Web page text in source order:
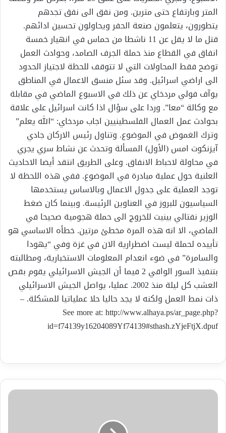
المتر وبارتفاع حتى مترين. ومن نفق الى نفق تجدهم
يتطورون، يتعلمون صنعة الحفر ويحاولون تحسين ادائهم.
قتل ما لا يقل عن 11 ناشطا من حماس في انهيار خمسة
انفاق في القطاع منذ حملة الجرف الصامد، وحوادث العمل
توضح فقط المحاولات التي لا تتوقف للحظة لاجتياز الحدود
الى اراضي اسرائيل. وقد سئل منسق الاعمال في المناطق
يوآف فولي مردخاي عن ذلك في الاسبوع الماضي في مقابلة
مع وكالة “معا”. وردا على سؤال اذا كانت اسرائيل على علاقة
بحوادث عمل العمال الفلسطينيين اجاب مردخاي: “الله يعلم”
وترك الغموض في الموضوع. وتناول رئيس الاركان جادي
آيزنكوت امس (الأول) المسألة وتحدث عن نشاط سري يجري
في محاولة لاحباط الانفاق. وعلى الطريق انتقد أيضا الاحاديث
العلنية حول عملية مبادرة في الموضوع. ففي هذه اللحظة لا
توجد العملية على جدول الاعمال وبالاساس يستخدمها
السياسيون للبروز في العناوين الرئيسة. وبينما كان ضغط
الوزير نفتالي بينيت للخروج الى حملة هجومية صحيحا في
الماضي، الا انه هذه المرة مخطئ مرتين. خطأه الاساسي هو
تأييده لحملة ليست اضطرارية الان في غزة وفي “يهودا
والسامرة” في ضوء انعدام المعلومات الاستخبارية، ومطالبته
بتنفيذ السور الواقي 2 فيما أن الجيش الاسرائيلي يقوم بقص
العشب كل ليلة منذ 2002. عمليا، يواصل الجيش الاسرائيلي
ذات نمط العمل ولكنه لا يجد حاليا حلا عملياتيا للمشكلة. –
See more at: http://www.alhaya.ps/ar_page.php?
id=f74139y16204089Yf74139#sthash.zYjeFtjX.dpuf
صندوق